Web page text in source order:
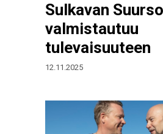
Sulkavan
valmistautuu
tulevaisuuteen
12.11.2025